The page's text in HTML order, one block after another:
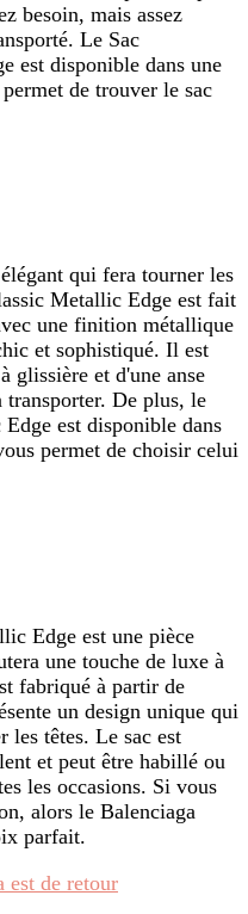
besoin, mais assez
Le Sac
est disponible dans une
de trouver le sac
qui fera tourner les
Metallic Edge est fait
une finition métallique
et sophistiqué. Il est
glissière et d'une anse
De plus, le
est disponible dans
permet de choisir celui
Edge est une pièce
une touche de luxe à
fabriqué à partir de
un design unique qui
les têtes. Le sac est
et peut être habillé ou
les occasions. Si vous
alors le Balenciaga
parfait.
est de retour